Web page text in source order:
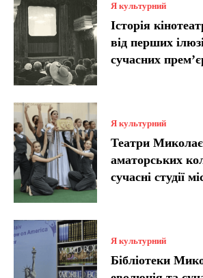
Я культурний
Історія
від перших
сучасних
Я культурний
Театри
аматорських
сучасні студії
Я культурний
Бібліотеки